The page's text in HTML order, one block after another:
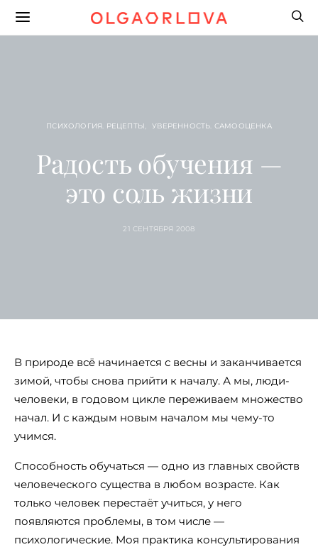
ПСИХОЛОГИЯ. РЕЦЕПТЫ УВЕРЕННОСТЬ. САМООЦЕНКА
Радость обучения —
это соль жизни
21 СЕНТЯБРЯ 2008
В природе всё начинается с весны и заканчивается
зимой, чтобы снова прийти к началу. А мы, люди-
человеки, в годовом цикле переживаем множество
начал. И с каждым новым началом мы чему-то
учимся.
Способность обучаться — одно из главных свойств
человеческого существа в любом возрасте. Как
только человек перестаёт учиться, у него
появляются проблемы, в том числе —
психологические. Моя практика консультирования